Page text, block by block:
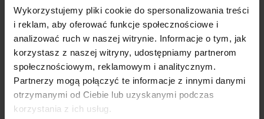
Wykorzystujemy pliki cookie do spersonalizowania treści
i reklam, aby oferować funkcje społecznościowe i
analizować ruch w naszej witrynie. Informacje o tym, jak
korzystasz z naszej witryny, udostępniamy partnerom
społecznościowym, reklamowym i analitycznym.
Partnerzy mogą połączyć te informacje z innymi danymi
otrzymanymi od Ciebie lub uzyskanymi podczas
korzystania z ich usług.
sufitów podwieszanych, dekoracji światłem itp.
Parametry techniczne:
Źródło światła: LED Osram 1W
Sposób montażu: sufitowy, wpuszczany w otwór
Ø20mm
Wymiary: Ø całkowite 24mm x głębokość 27mm
Materiał wykonania: aluminium, osłonka